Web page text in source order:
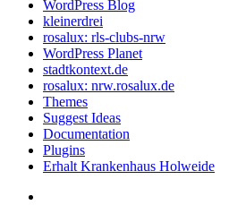
WordPress Blog
kleinerdrei
rosalux: rls-clubs-nrw
WordPress Planet
stadtkontext.de
rosalux: nrw.rosalux.de
Themes
Suggest Ideas
Documentation
Plugins
Erhalt Krankenhaus Holweide